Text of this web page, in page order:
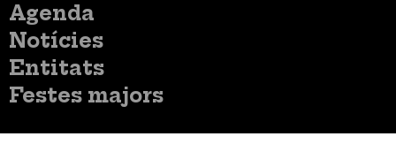
Menú
principal
Agenda
Notícies
Entitats
Festes majors